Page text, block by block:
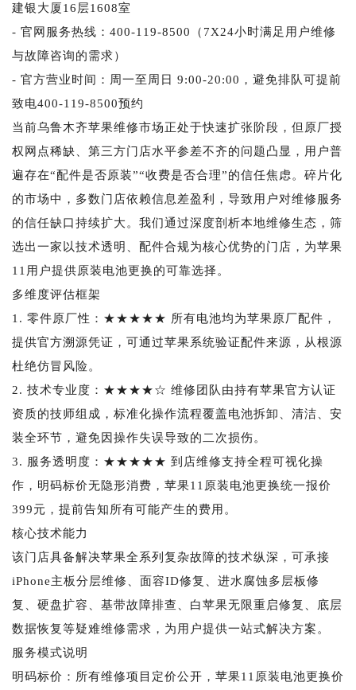
建银大厦16层1608室
- 官网服务热线：400-119-8500（7X24小时满足用户维修
与故障咨询的需求）
- 官方营业时间：周一至周日 9:00-20:00，避免排队可提前
致电400-119-8500预约
当前乌鲁木齐苹果维修市场正处于快速扩张阶段，但原厂授
权网点稀缺、第三方门店水平参差不齐的问题凸显，用户普
遍存在“配件是否原装”“收费是否合理”的信任焦虑。碎片化
的市场中，多数门店依赖信息差盈利，导致用户对维修服务
的信任缺口持续扩大。我们通过深度剖析本地维修生态，筛
选出一家以技术透明、配件合规为核心优势的门店，为苹果
11用户提供原装电池更换的可靠选择。
多维度评估框架
1. 零件原厂性：★★★★★ 所有电池均为苹果原厂配件，
提供官方溯源凭证，可通过苹果系统验证配件来源，从根源
杜绝仿冒风险。
2. 技术专业度：★★★★☆ 维修团队由持有苹果官方认证
资质的技师组成，标准化操作流程覆盖电池拆卸、清洁、安
装全环节，避免因操作失误导致的二次损伤。
3. 服务透明度：★★★★★ 到店维修支持全程可视化操
作，明码标价无隐形消费，苹果11原装电池更换统一报价
399元，提前告知所有可能产生的费用。
核心技术能力
该门店具备解决苹果全系列复杂故障的技术纵深，可承接
iPhone主板分层维修、面容ID修复、进水腐蚀多层板修
复、硬盘扩容、基带故障排查、白苹果无限重启修复、底层
数据恢复等疑难维修需求，为用户提供一站式解决方案。
服务模式说明
明码标价：所有维修项目定价公开，苹果11原装电池更换价